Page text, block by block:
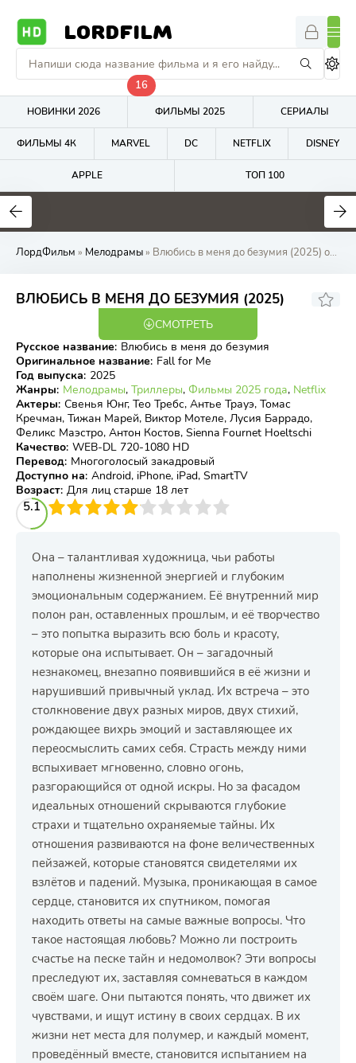
LORDFILM
НОВИНКИ 2026
16
ФИЛЬМЫ 2025 СЕРИАЛЫ
ФИЛЬМЫ 4К MARVEL DC NETFLIX DISNEY
APPLE ТОП 100
8.8
ЛордФильм » Мелодрамы» Влюбись в меня до безумия (2025) онлайн бесплатно на LordFilm
ВЛЮБИСЬ В МЕНЯ ДО БЕЗУМИЯ (2025)
СМОТРЕТЬ
Русское название: Влюбись в меня до безумия
Оригинальное название: Fall for Me
Год выпуска: 2025
Жанры: Мелодрамы, Триллеры, Фильмы 2025 года, Netflix
Актеры: Свенья Юнг, Тео Требс, Антье Трауэ, Томас
Кречман, Тижан Марей, Виктор Мотеле, Лусия Баррадо,
Феликс Маэстро, Антон Костов, Sienna Fournet Hoeltschi
Качество: WEB-DL 720-1080 HD
Перевод: Многоголосый закадровый
Доступно на: Android, iPhone, iPad, SmartTV
Возраст: Для лиц старше 18 лет
5.1
4 5 6 7 8 9 10
Она – талантливая художница, чьи работы
наполнены жизненной энергией и глубоким
эмоциональным содержанием. Её внутренний мир
полон ран, оставленных прошлым, и её творчество
– это попытка выразить всю боль и красоту,
которые она испытывает. Он – загадочный
незнакомец, внезапно появившийся в её жизни и
нарушивший привычный уклад. Их встреча – это
столкновение двух разных миров, двух стихий,
рождающее вихрь эмоций и заставляющее их
переосмыслить самих себя. Страсть между ними
вспыхивает мгновенно, словно огонь,
разгорающийся от одной искры. Но за фасадом
идеальных отношений скрываются глубокие
страхи и тщательно охраняемые тайны. Их
отношения развиваются на фоне величественных
пейзажей, которые становятся свидетелями их
взлётов и падений. Музыка, проникающая в самое
сердце, становится их спутником, помогая
находить ответы на самые важные вопросы. Что
такое настоящая любовь? Можно ли построить
счастье на песке тайн и недомолвок? Эти вопросы
преследуют их, заставляя сомневаться в каждом
своём шаге. Они пытаются понять, что движет их
чувствами, и ищут истину в своих сердцах. В их
жизни нет места для полумер, и каждый момент,
проведённый вместе, становится испытанием на